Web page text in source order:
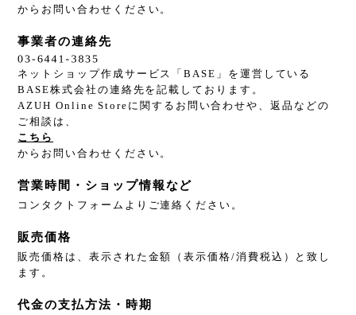
からお問い合わせください。
事業者の連絡先
ネットショップ作成サービス「BASE」を運営している
BASE株式会社の連絡先を記載しております。
AZUH Online Storeに関するお問い合わせや、返品などの
ご相談は、
こちら
からお問い合わせください。
営業時間・ショップ情報など
コンタクトフォームよりご連絡ください。
販売価格
販売価格は、表示された金額（表示価格/消費税込）と致し
ます。
代金の支払方法・時期